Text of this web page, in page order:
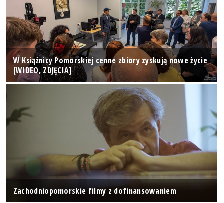
W Książnicy Pomorskiej cenne zbiory zyskują nowe życie
[WIDEO, ZDJĘCIA]
Zachodniopomorskie filmy z dofinansowaniem